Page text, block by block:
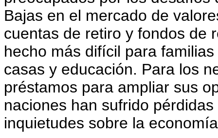
Bajas en el mercado de
cuentas de retiro y fondos de
hecho más difícil para
casas y educación. Para los
préstamos para ampliar sus
naciones han sufrido
inquietudes sobre la